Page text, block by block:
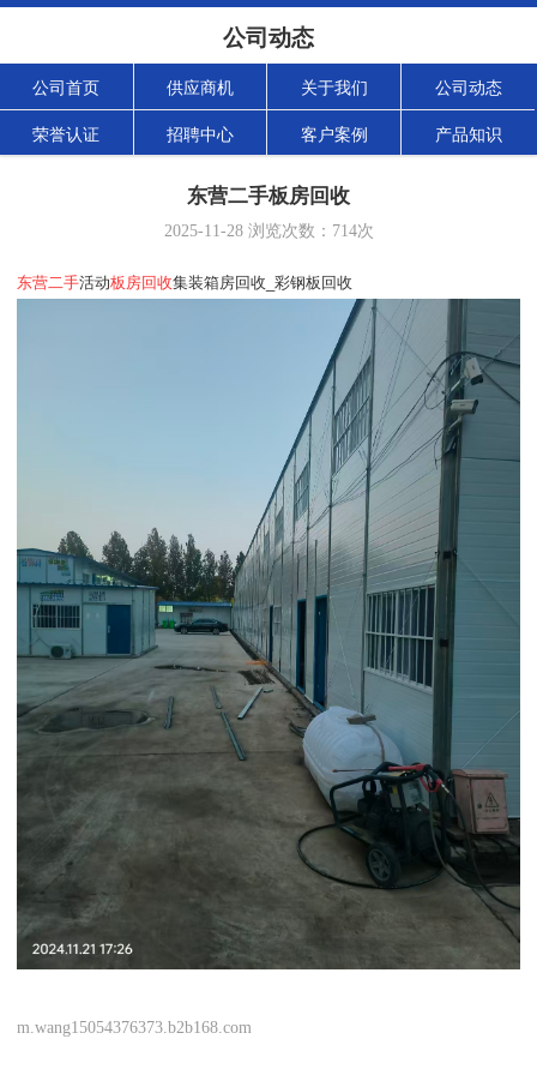
公司动态
公司首页 供应商机 关于我们 公司动态
荣誉认证 招聘中心 客户案例 产品知识
东营二手板房回收
2025-11-28浏览次数： 714次
东营二手活动板房回收集装箱房回收_彩钢板回收
m.wang15054376373.b2b168.com